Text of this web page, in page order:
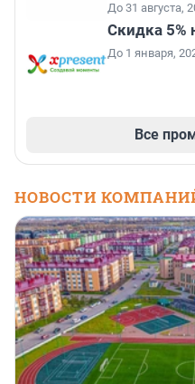
До 31 августа,
Скидка 5%
До 1 января,
Все
НОВОСТИ